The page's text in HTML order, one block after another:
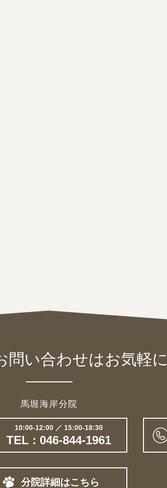
問い合わせはお気軽に
馬堀海岸分院
10:00-12:00 ／ 15:00-18:30
TEL : 046-844-1961
分院詳細はこちら